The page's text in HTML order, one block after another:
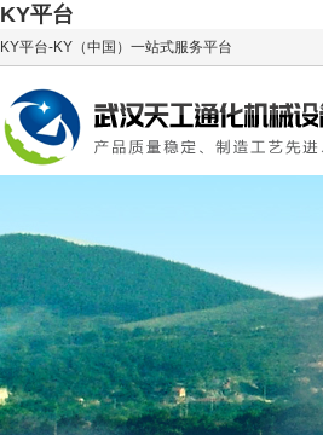
KY平台
KY平台-KY（中国）一站式服务平台